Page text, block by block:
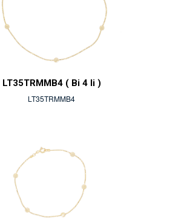
LT35TRMMB4 ( Bi 4 li )
LT35TRMMB4